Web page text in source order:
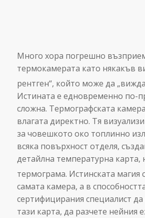
Много хора погрешно
термокамерата като някакъв
рентген“, който може да
Истината е едновременно по-
сложна. Термографската
влагата директно. Тя
за човешкото око топлинно
всяка повърхност отделя,
детайлна температурна карта,
термограма. Истинската магия
самата камера, а в
сертифицирания специалист
тази карта, да разчете нейния